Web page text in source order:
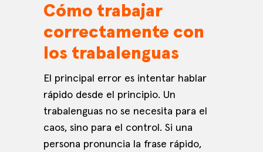
Cómo trabajar
correctamente con
los trabalenguas
El principal error es intentar hablar
rápido desde el principio. Un
trabalenguas no se necesita para el
caos, sino para el control. Si una
persona pronuncia la frase rápido,